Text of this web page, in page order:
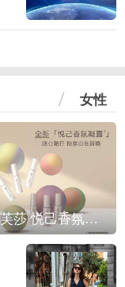
女性
IPSA茵芙莎 悦己香氛凝露上市